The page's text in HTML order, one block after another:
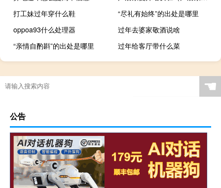
打工妹过年穿什么鞋
“尽礼有始终”的出处是哪里
oppoa93什么处理器
过年去婆家敬酒说啥
“亲情自酌斟”的出处是哪里
过年给客厅带什么菜
上海泛微软件有限公司简介地址（上海泛微软件有限公司简介）
☚
公告